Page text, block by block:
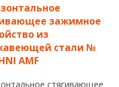
зажимное
из
стали №
AMF
стягивающее